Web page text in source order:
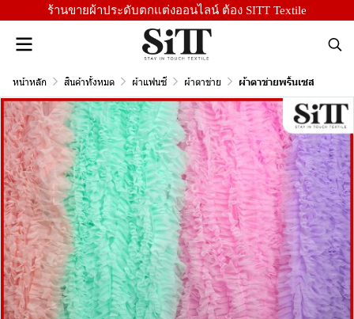
ร้านขายผ้าประดับตกแต่งออนไลน์ ต้อง SITT Textile
หน้าหลัก สินค้าทั้งหมด ผ้าแฟนซี ผ้าตาข่าย ผ้าตาข่ายพริ้นเซส